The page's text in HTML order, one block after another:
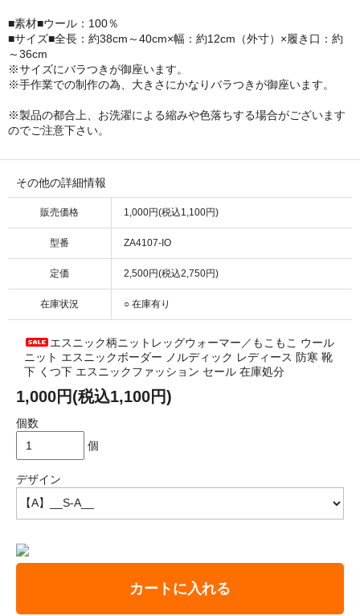
■素材■ウール：100％
■サイズ■全長：約38cm～40cm×幅：約12cm（外寸）×履き口：約
～36cm
※サイズにバラつきが御座います。
※手作業での制作の為、大きさにかなりバラつきが御座います。
※製品の都合上、お洗濯による縮みや色落ちする場合がございます
のでご注意下さい。
その他の詳細情報
販売価格 1,000円(税込1,100円)
型番 ZA4107-IO
定価 2,500円(税込2,750円)
在庫状況 ○ 在庫有り
エスニック柄ニットレッグウォーマー／もこもこ ウール
ニット エスニックボーダー ノルディック レディース 防寒 靴
下 くつ下 エスニックファッション セール 在庫処分
1,000円(税込1,100円)
個数
個
デザイン
カートに入れる